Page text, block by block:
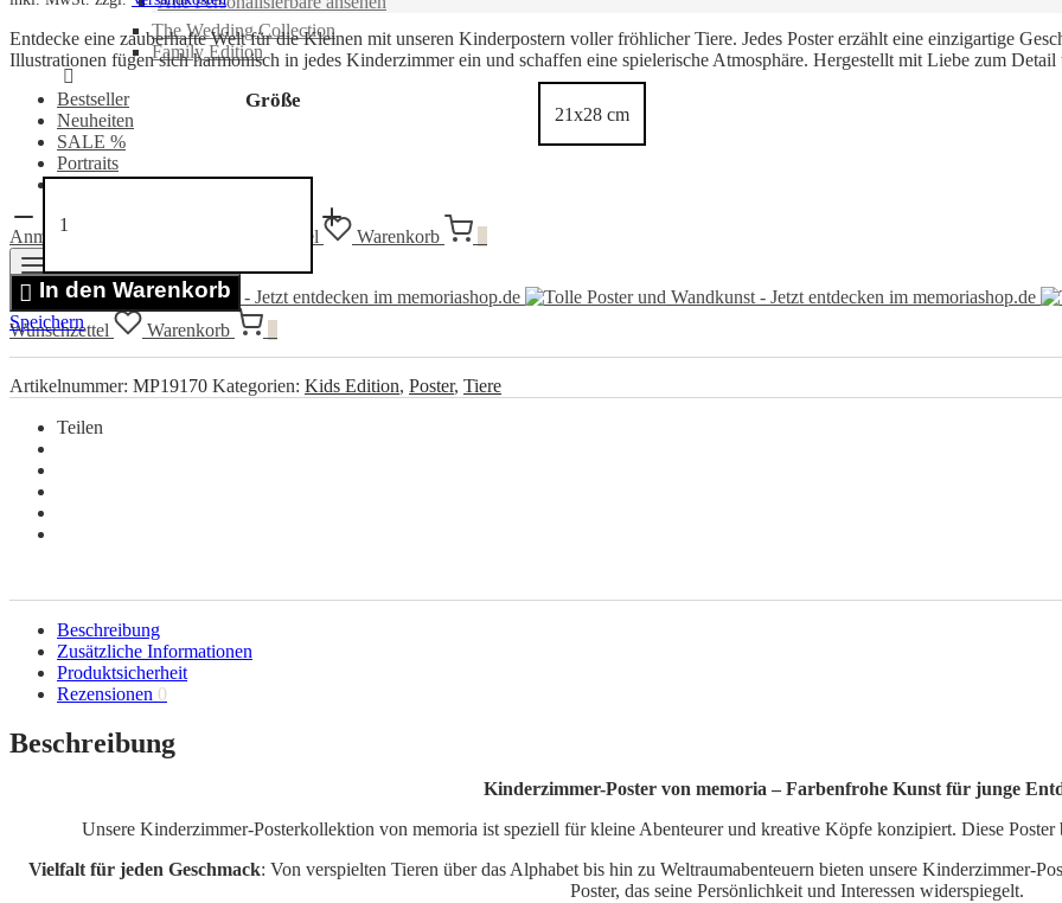
The Wedding Collection
Family Edition
Bestseller
Neuheiten
SALE %
Portraits
Bücher
Anmelden Wunschzettel Warenkorb
Menü
Wunschzettel Warenkorb
Entdecke eine zauberhafte Welt für die Kleinen mit unseren Kinderpostern voller fröhlicher Tiere. Jedes Poster erzählt eine einzigartige
Illustrationen fügen sich harmonisch in jedes Kinderzimmer ein und schaffen eine spielerische Atmosphäre. Hergestellt mit Liebe zum
Größe
Das
Poster
Menge
In den Warenkorb
Speichern
Artikelnummer: MP19170 Kategorien: Kids Edition, Poster, Tiere
Teilen
Beschreibung
Zusätzliche Informationen
Produktsicherheit
Rezensionen 0
Beschreibung
Kinderzimmer-Poster von memoria – Farbenfrohe Kunst für junge
Unsere Kinderzimmer-Posterkollektion von memoria ist speziell für kleine Abenteurer und kreative Köpfe konzipiert. Diese
Vielfalt für jeden Geschmack: Von verspielten Tieren über das Alphabet bis hin zu Weltraumabenteuern bieten unsere Kinderzimmer-
Poster, das seine Persönlichkeit und Interessen widerspiegelt.